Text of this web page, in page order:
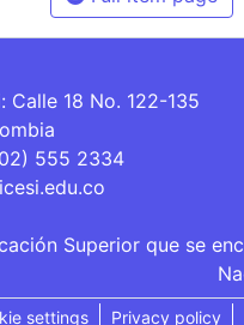
Calle 18 No. 122-135
555 2334
Superior que se
settings Privacy policy